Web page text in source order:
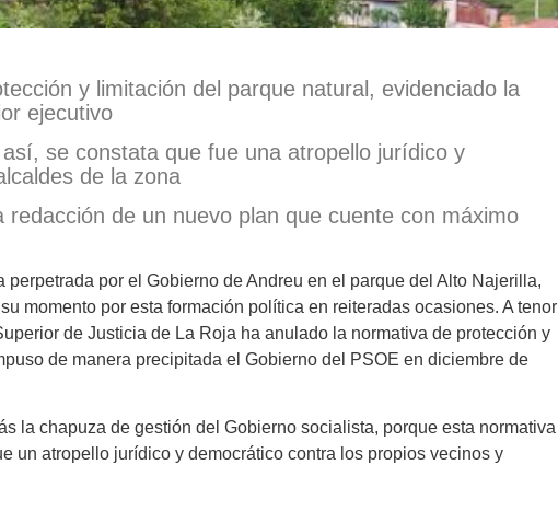
y limitación del parque natural, evidenciado la
ejecutivo
se constata que fue una atropello jurídico y
de la zona
de un nuevo plan que cuente con máximo
por el Gobierno de Andreu en el parque del Alto Najerilla,
momento por esta formación política en reiteradas ocasiones. A tenor
de Justicia de La Roja ha anulado la normativa de protección y
de manera precipitada el Gobierno del PSOE en diciembre de
la chapuza de gestión del Gobierno socialista, porque esta normativa
un atropello jurídico y democrático contra los propios vecinos y